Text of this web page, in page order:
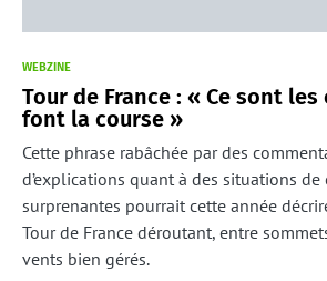
WEBZINE
Tour de France : « Ce sont
font la course »
Cette phrase rabâchée par des
d’explications quant à des situations de
surprenantes pourrait cette année
Tour de France déroutant, entre
vents bien gérés.